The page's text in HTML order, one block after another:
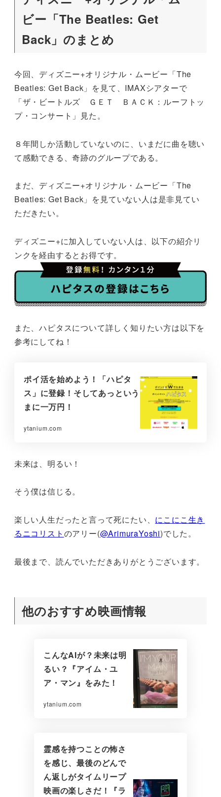
ビー「The Beatles: Get
Back」のまとめ
今回、ディズニー+オリジナル・ムービー「The
Beatles: Get Back」を見て、IMAXシアターで
「ザ・ビートルズ ＧＥＴ ＢＡＣＫ：ルーフトッ
プ・コンサート」見た。
８年間しか活動していないのに、いまだに曲を聴い
て感動できる、奇跡のグループである。
まだ、ディズニー+オリジナル・ムービー「The
Beatles: Get Back」を見ていない人は是非見てい
ただきたい。
ディズニー+に加入していない人は、以下の紹介リ
ンクを経由するとお得です。
また、ハピタスについて詳しく知りたい方は以下を
参考にしてね！
ポイ活を始めよう！「ハピタ
ス」に登録！そしてあっという
まに一万円！
ytanium.com
未来は、明るい！
そう僕は信じる。
楽しい人生だったと言って死にたい、 にこにこ生き
るニコリスト のアリー(@ArimuraYoshi)でした。
最後まで、読んでいただきありがとうございます。
他のおすすめ映画情報
こんなAIが？未来は明
るい？『アイム・ユ
ア・マン』をみた！
ytanium.com
霊感を持つことの怖さ
を感じ、最後のどんで
ん返しがタイムリープ
映画の楽しさだ！『ラ